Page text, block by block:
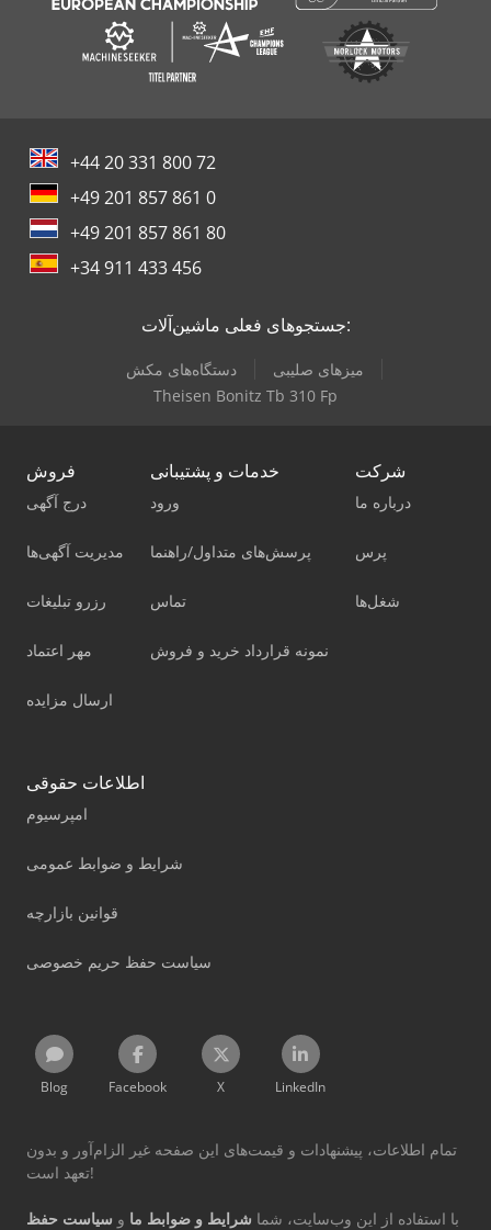
+44 20 331 800 72
+49 201 857 861 0
+49 201 857 861 80
+34 911 433 456
جستجوهای فعلی ماشین‌آلات:
دستگاه‌های مکش
میزهای صلیبی
Theisen Bonitz Tb 310 Fp
فروش
درج آگهی
مدیریت آگهی‌ها
رزرو تبلیغات
مهر اعتماد
ارسال مزایده
خدمات و پشتیبانی
ورود
پرسش‌های متداول/راهنما
تماس
نمونه قرارداد خرید و فروش
شرکت
درباره ما
پرس
شغل‌ها
اطلاعات حقوقی
امپرسیوم
شرایط و ضوابط عمومی
قوانین بازارچه
سیاست حفظ حریم خصوصی
Blog Facebook X LinkedIn
تمام اطلاعات، پیشنهادات و قیمت‌های این صفحه غیر الزام‌آور و بدون
تعهد است!
با استفاده از این وب‌سایت، شما شرایط و ضوابط ما و سیاست حفظ